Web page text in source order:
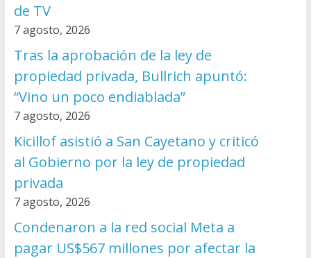
de TV
7 agosto, 2026
Tras la aprobación de la ley de
propiedad privada, Bullrich apuntó:
“Vino un poco endiablada”
7 agosto, 2026
Kicillof asistió a San Cayetano y criticó
al Gobierno por la ley de propiedad
privada
7 agosto, 2026
Condenaron a la red social Meta a
pagar US$567 millones por afectar la